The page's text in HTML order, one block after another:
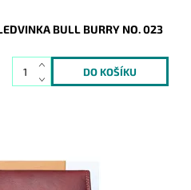
BULL BURRY NO. 023
kvalita, bezpečnost to vše jsou